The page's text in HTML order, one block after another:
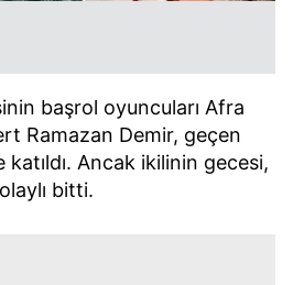
başrol oyuncuları Afra
Ramazan Demir, geçen
Ancak ikilinin gecesi,
olaylı bitti.